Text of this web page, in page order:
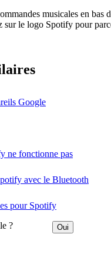
musicales en bas
sur le logo Spotify pour
Google
ne fonctionne pas
avec le Bluetooth
pour Spotify
? Oui